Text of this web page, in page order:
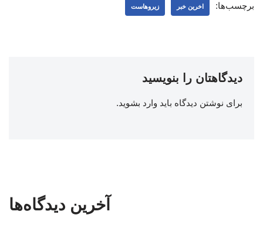
برچسب‌ها: اخرین خبر زیروهاست
دیدگاهتان را بنویسید
برای نوشتن دیدگاه باید وارد بشوید.
آخرین دیدگاه‌ها